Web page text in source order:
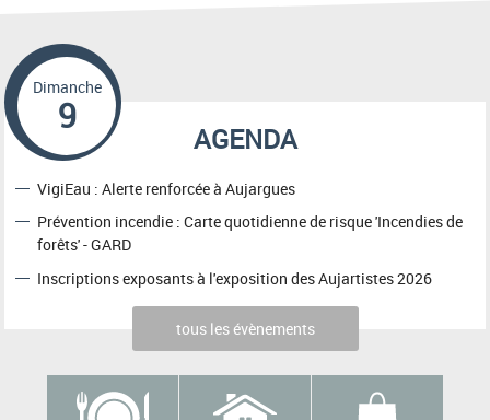
AGENDA
Dimanche
9
VigiEau : Alerte renforcée à Aujargues
Prévention incendie : Carte quotidienne de risque 'Incendies de
forêts' - GARD
Inscriptions exposants à l'exposition des Aujartistes 2026
tous les évènements